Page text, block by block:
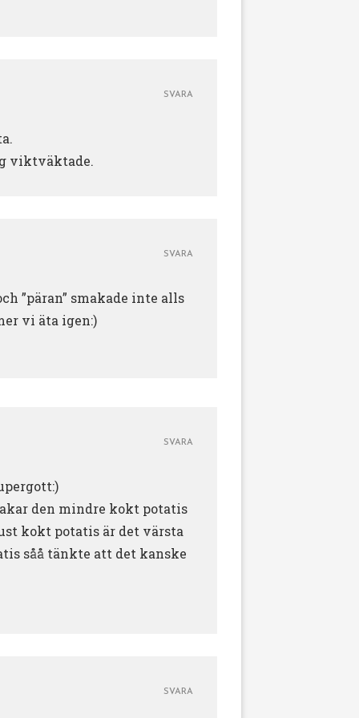
viktväktade.
SVARA
”päran” smakade inte alls
vi äta igen:)
SVARA
den mindre kokt potatis
kokt potatis är det värsta
såå tänkte att det kanske
SVARA
SVARA